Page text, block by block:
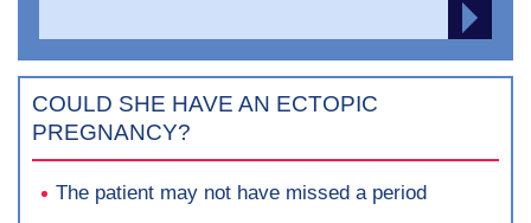
for:
COULD SHE HAVE AN ECTOPIC
PREGNANCY?
The patient may not have missed a period